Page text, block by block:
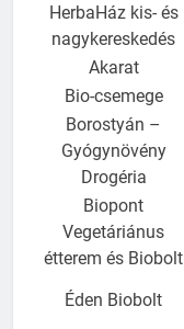
HerbaHáz kis- és
nagykereskedés
Akarat
Bio-csemege
Borostyán –
Gyógynövény
Drogéria
Biopont
Vegetáriánus
étterem és Biobolt
Éden Biobolt